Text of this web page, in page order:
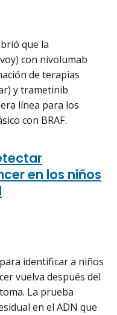
que la
con nivolumab
de terapias
y trametinib
línea para los
con BRAF.
en los niños
identificar a niños
vuelva después del
La prueba
en el ADN que